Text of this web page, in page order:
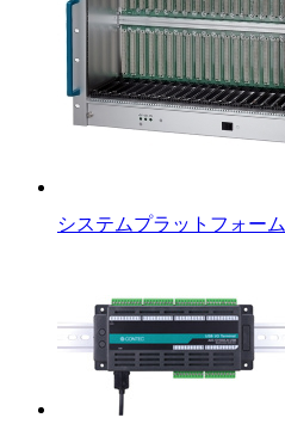
システムプラットフォーム